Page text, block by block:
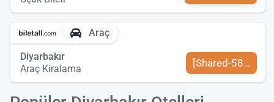
Araç
Diyarbakır
Araç Kiralama
[Shared-589-tr-